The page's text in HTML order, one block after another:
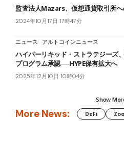
監査法人Mazars、仮想通貨取引所
2024年10月17日 17時47分
ニュース アルトコインニュース
ハイパーリキッド・ストラテジーズ
プログラム承認──HYPE保有拡大へ
2025年12月10日 10時04分
Show
More News: DeFi